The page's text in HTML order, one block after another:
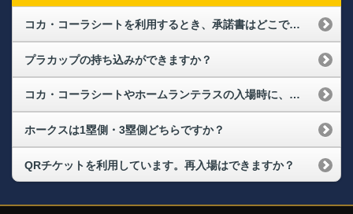
コカ・コーラシートを利用するとき、承諾書はどこで書きますか？
プラカップの持ち込みができますか？
コカ・コーラシートやホームランテラスの入場時に、リストバンドの着用は実施しますか？
ホークスは1塁側・3塁側どちらですか？
QRチケットを利用しています。再入場はできますか？